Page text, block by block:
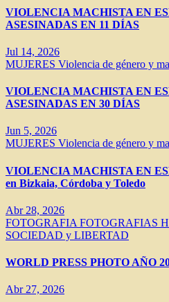
VIOLENCIA MACHISTA EN
ASESINADAS EN 11 DÍAS
Jul 14, 2026
MUJERES Violencia de género y
VIOLENCIA MACHISTA EN
ASESINADAS EN 30 DÍAS
Jun 5, 2026
MUJERES Violencia de género y
VIOLENCIA MACHISTA EN
en Bizkaia, Córdoba y Toledo
Abr 28, 2026
FOTOGRAFIA FOTOGRAFIAS
SOCIEDAD y LIBERTAD
WORLD PRESS PHOTO AÑO
Abr 27, 2026